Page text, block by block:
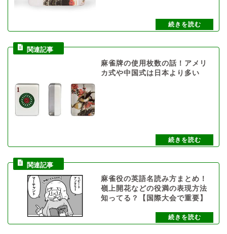
麻雀牌の使用枚数の話！アメリ
カ式や中国式は日本より多い
麻雀役の英語名読み方まとめ！
嶺上開花などの役満の表現方法
知ってる？【国際大会で重要】